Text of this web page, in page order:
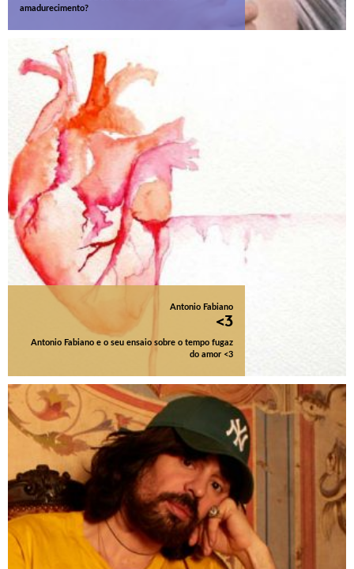
amadurecimento?
Antonio Fabiano
<3
Antonio Fabiano e o seu ensaio sobre o tempo fugaz
do amor <3